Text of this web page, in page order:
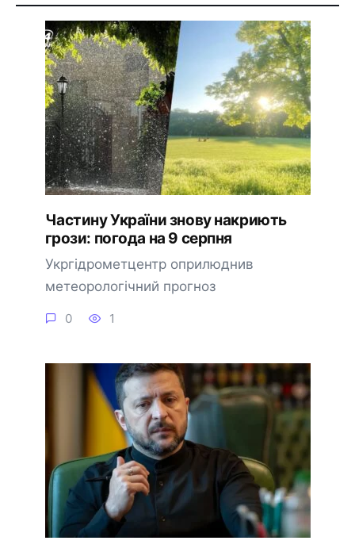
Частину України знову накриють
грози: погода на 9 серпня
Укргідрометцентр оприлюднив
метеорологічний прогноз
0 1